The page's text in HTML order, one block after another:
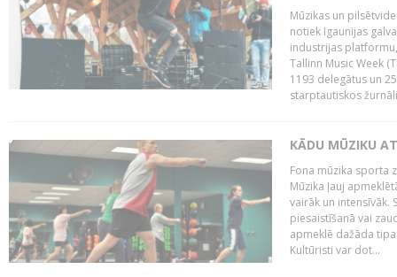
Mūzikas un
notiek Igaunijas
industrijas
Tallinn Music Week
1193 delegātus un
starptautiskos
KĀDU MŪZIKU
Fona mūzika sporta
Mūzika ļauj
vairāk un intensīvāk.
piesaistīšanā vai
apmeklē dažāda
Kultūristi var dot...